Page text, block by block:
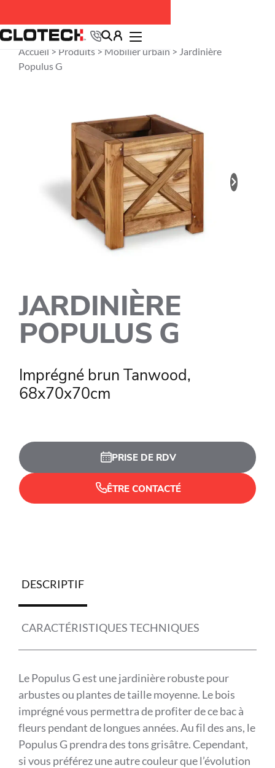
Accueil > Produits> Mobilier urbain > Jardinière
Populus G
JARDINIÈRE
POPULUS G
Imprégné brun Tanwood,
68x70x70cm
PRISE DE RDV
ÊTRE CONTACTÉ
DESCRIPTIF
CARACTÉRISTIQUES TECHNIQUES
Le Populus G est une jardinière robuste pour
arbustes ou plantes de taille moyenne. Le bois
imprégné vous permettra de profiter de ce bac à
fleurs pendant de longues années. Au fil des ans, le
Populus G prendra des tons grisâtre. Cependant,
si vous préférez une autre couleur que l’évolution